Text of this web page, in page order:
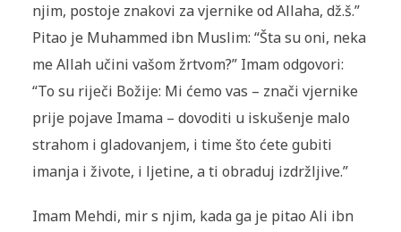
njim, postoje znakovi za vjernike od Allaha, dž.š.”
Pitao je Muhammed ibn Muslim: “Šta su oni, neka
me Allah učini vašom žrtvom?” Imam odgovori:
“To su riječi Božije: Mi ćemo vas – znači vjernike
prije pojave Imama – dovoditi u iskušenje malo
strahom i gladovanjem, i time što ćete gubiti
imanja i živote, i ljetine, a ti obraduj izdržljive.”
Imam Mehdi, mir s njim, kada ga je pitao Ali ibn